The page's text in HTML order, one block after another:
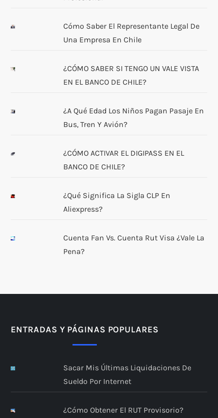
Cómo Saber El Representante Legal De
Una Empresa En Chile
¿CÓMO SABER SI TENGO UN VALE VISTA
EN EL BANCO DE CHILE?
¿A Qué Edad Los Niños Pagan Pasaje En
Bus, Tren Y Avión?
¿CÓMO ACTIVAR EL DIGIPASS EN EL
BANCO DE CHILE?
¿Qué Significa La Sigla CLP En
Aliexpress?
Cuenta Fan Vs. Cuenta Rut Visa ¿Vale La
Pena?
ENTRADAS Y PÁGINAS POPULARES
Sacar Mis Últimas Liquidaciones De
Sueldo Por Internet
¿Cómo Obtener El RUT Provisorio?